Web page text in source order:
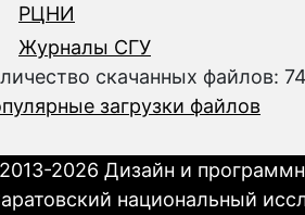
РЦНИ
Журналы СГУ
скачанных файлов:
загрузки файлов
2026 Дизайн и
национальный